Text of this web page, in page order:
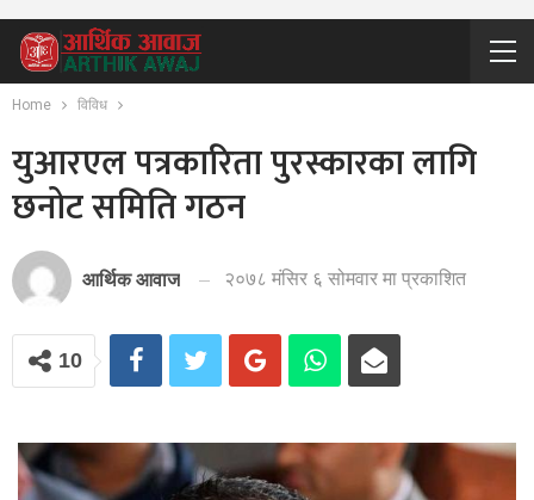
Home विविध
युआरएल पत्रकारिता पुरस्कारका लागि
छनोट समिति गठन
आर्थिक आवाज २०७८ मंसिर ६ सोमवार मा प्रकाशित
10